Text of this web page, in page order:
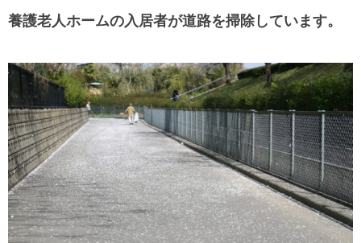
養護老人ホームの入居者が道路を掃除しています。